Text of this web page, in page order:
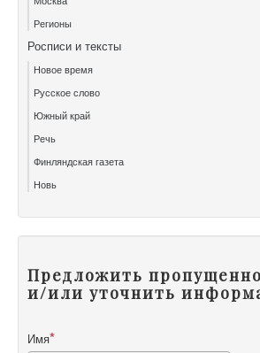
Регионы
Росписи и тексты
Новое время
Русское слово
Южный край
Речь
Финляндская газета
Новь
Предложить
и/или уточнить
Имя